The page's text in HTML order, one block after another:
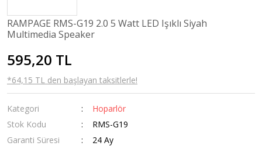
RAMPAGE RMS-G19 2.0 5 Watt LED Işıklı Siyah
Multimedia Speaker
595,20 TL
*64,15 TL den başlayan taksitlerle!
Kategori
Hoparlör
Stok Kodu
RMS-G19
Garanti Süresi
24 Ay